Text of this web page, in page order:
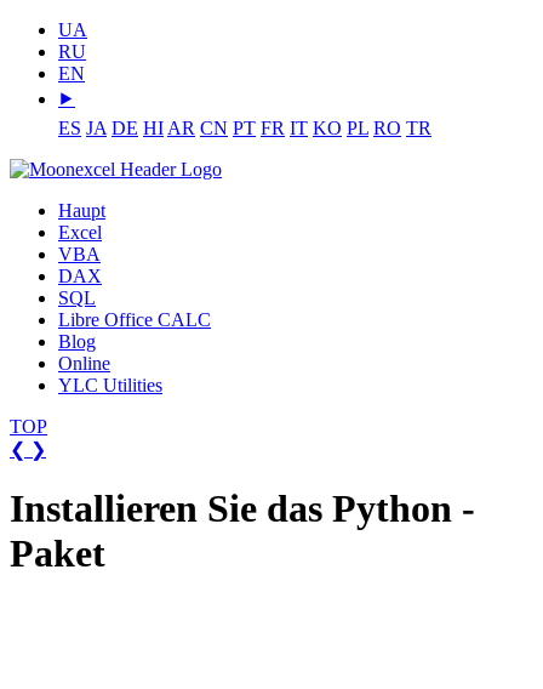
UA
RU
EN
⯈
ES JA DE HI AR CN PT FR IT KO PL RO TR
Haupt
Excel
VBA
DAX
SQL
Libre Office CALC
Blog
Online
YLC Utilities
TOP
❮ ❯
Installieren Sie das Python -
Paket